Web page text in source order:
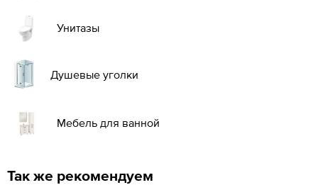
Унитазы
Душевые уголки
Мебель для ванной
Так же рекомендуем